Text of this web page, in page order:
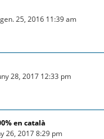
25, 2016 11:39 am
28, 2017 12:33 pm
en català
26, 2017 8:29 pm